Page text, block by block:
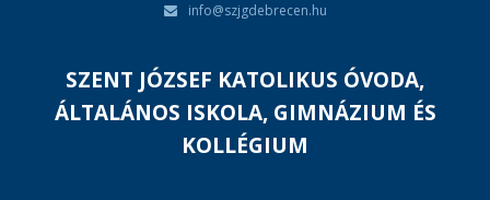
info@szjgdebrecen.hu
SZENT JÓZSEF KATOLIKUS ÓVODA,
ÁLTALÁNOS ISKOLA, GIMNÁZIUM ÉS
KOLLÉGIUM